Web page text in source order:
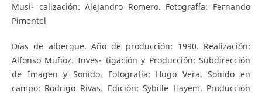
Musi- calización: Alejandro Romero. Fotografía: Fernando
Pimentel
Días de albergue. Año de producción: 1990. Realización:
Alfonso Muñoz. Inves- tigación y Producción: Subdirección
de Imagen y Sonido. Fotografía: Hugo Vera. Sonido en
campo: Rodrigo Rivas. Edición: Sybille Hayem. Producción